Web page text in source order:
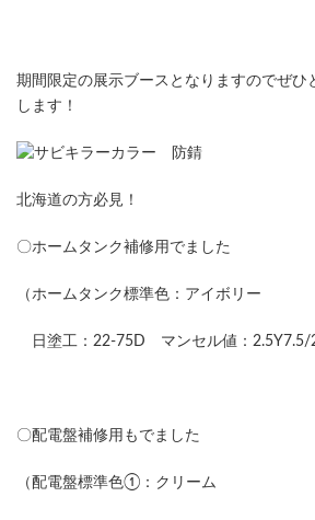
期間限定の展示ブースとなりますのでぜひ
します！
北海道の方必見！
〇ホームタンク補修用でました
（ホームタンク標準色：アイボリー
日塗工：22-75D マンセル値：2.5Y7.5/2
〇配電盤補修用もでました
（配電盤標準色①：クリーム